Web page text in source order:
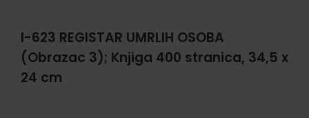
I-623 REGISTAR UMRLIH OSOBA
(Obrazac 3); Knjiga 400 stranica, 34,5 x
24 cm